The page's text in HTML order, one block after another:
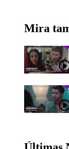
Mira